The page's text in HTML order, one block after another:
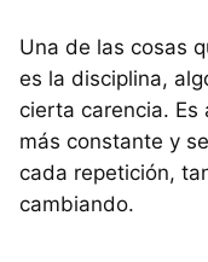
Una de las cosas
es la disciplina,
cierta carencia. Es
más constante y
cada repetición,
cambiando.